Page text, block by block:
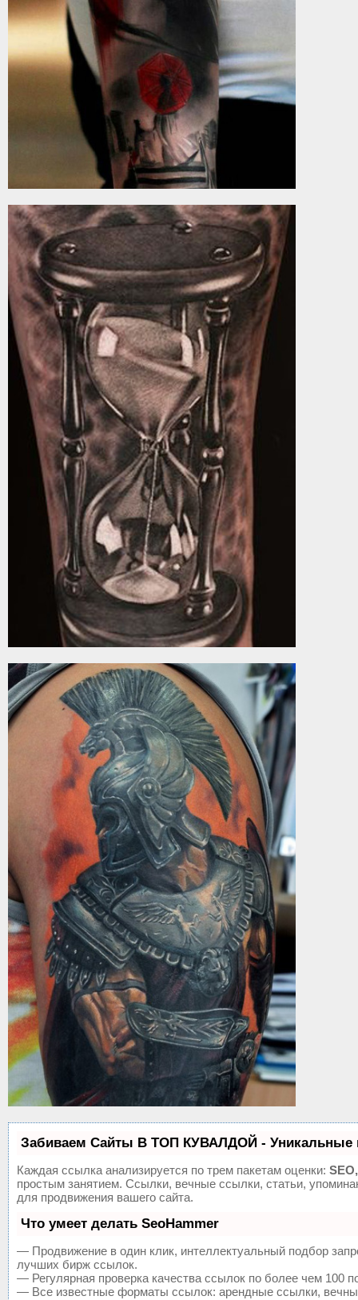
Забиваем Сайты В ТОП КУВАЛДОЙ - Уникальные
Каждая ссылка анализируется по трем пакетам оценки:
простым занятием. Ссылки, вечные ссылки, статьи,
для продвижения вашего сайта.
Что умеет делать SeoHammer
— Продвижение в один клик, интеллектуальный подбор
лучших бирж ссылок.
— Регулярная проверка качества ссылок по более чем 100
— Все известные форматы ссылок: арендные ссылки,